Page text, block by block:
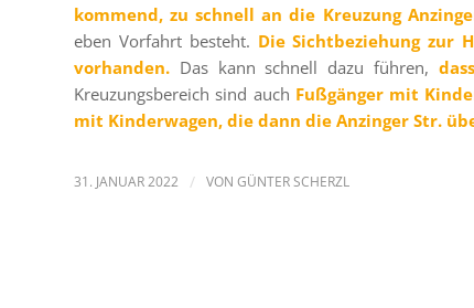
kommend, zu schnell an die Kreuzung
eben Vorfahrt besteht. Die Sichtbeziehung zur
vorhanden. Das kann schnell dazu führen,
Kreuzungsbereich sind auch Fußgänger mit
mit Kinderwagen, die dann die Anzinger Str.
31. JANUAR 2022 / VON GÜNTER SCHERZL